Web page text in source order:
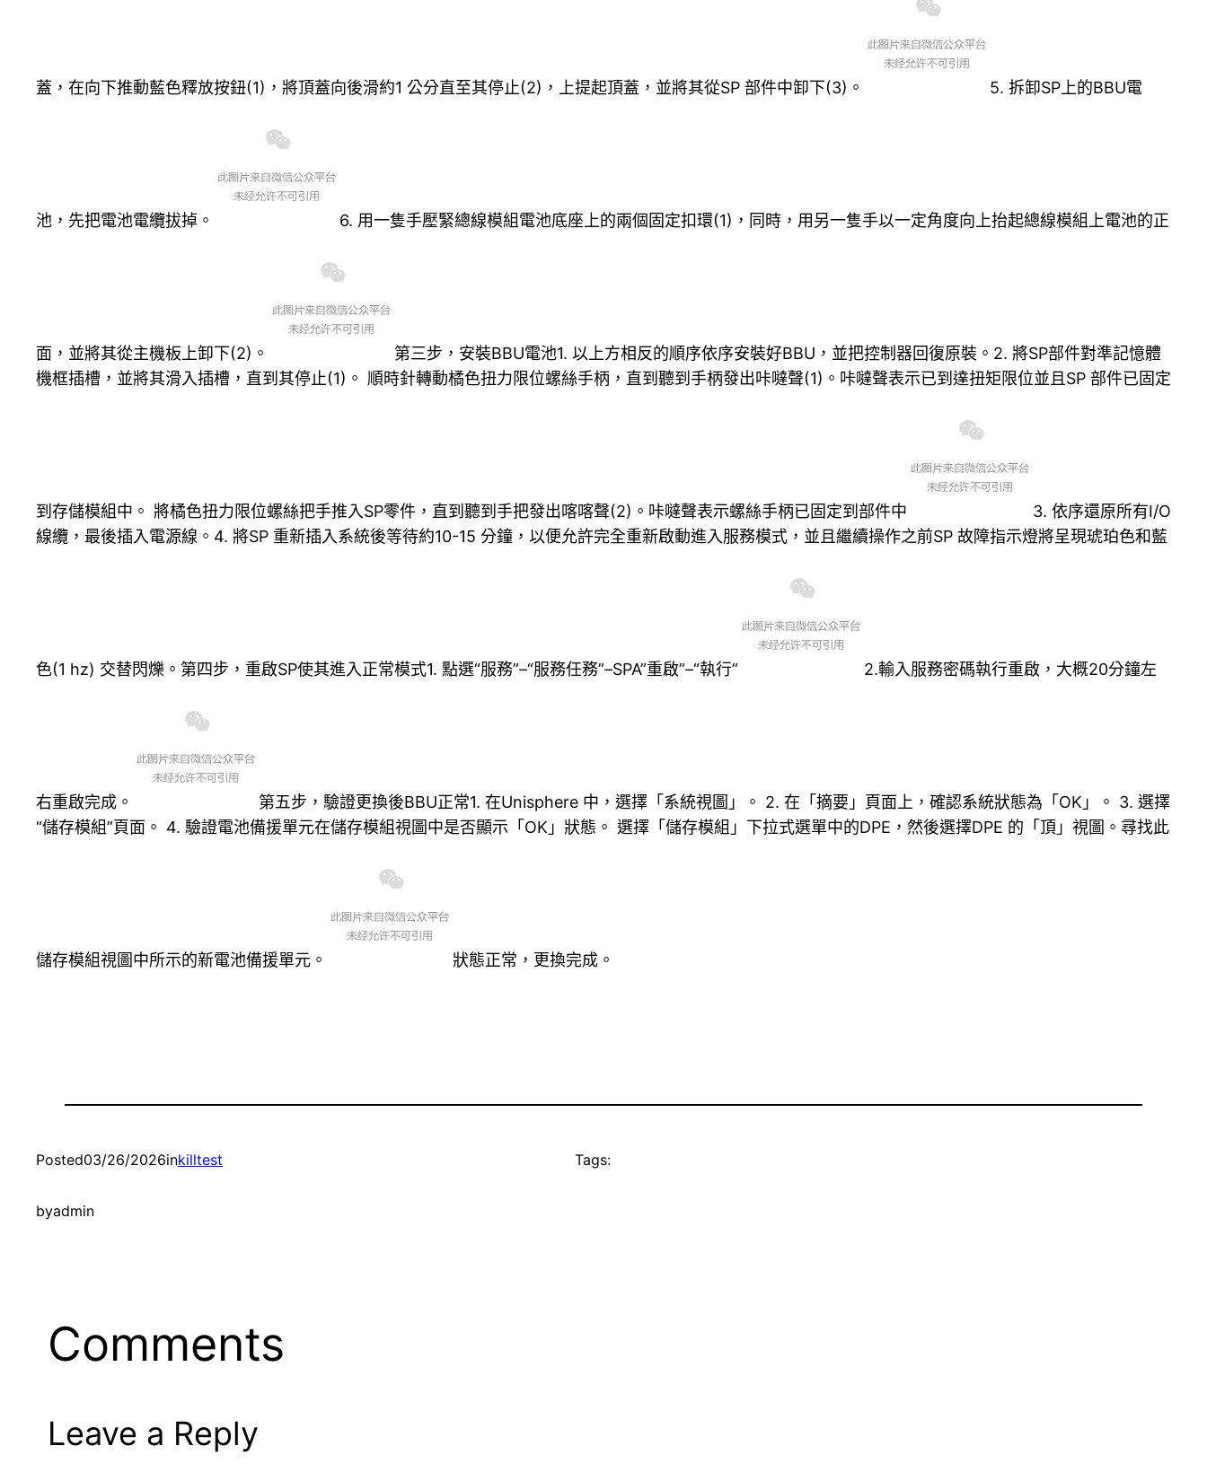
蓋，在向下推動藍色釋放按鈕(1)，將頂蓋向後滑約1 公分直至其停止(2)，上提起頂蓋，並將其從SP 部件中卸下(3)。 5. 拆卸SP上的BBU電
池，先把電池電纜拔掉。 6. 用一隻手壓緊總線模組電池底座上的兩個固定扣環(1)，同時，用另一隻手以一定角度向上抬起總線模組上電池的正
面，並將其從主機板上卸下(2)。
第三步，安裝BBU電池1. 以上方相反的順序依序安裝好BBU，並把控制器回復原裝。2. 將SP部件對準記憶體
機框插槽，並將其滑入插槽，直到其停止(1)。 順時針轉動橘色扭力限位螺絲手柄，直到聽到手柄發出咔噠聲(1)。咔噠聲表示已到達扭矩限位並且SP 部件已固定
到存儲模組中。 將橘色扭力限位螺絲把手推入SP零件，直到聽到手把發出喀喀聲(2)。咔噠聲表示螺絲手柄已固定到部件中
3. 依序還原所有I/O
線纜，最後插入電源線。4. 將SP 重新插入系統後等待約10-15 分鐘，以便允許完全重新啟動進入服務模式，並且繼續操作之前SP 故障指示燈將呈現琥珀色和藍
色(1 hz) 交替閃爍。第四步，重啟SP使其進入正常模式1. 點選“服務”–“服務任務”–SPA”重啟”–“執行” 2.輸入服務密碼執行重啟，大概20分鐘左
右重啟完成。
第五步，驗證更換後BBU正常1. 在Unisphere 中，選擇「系統視圖」。 2. 在「摘要」頁面上，確認系統狀態為「OK」。 3. 選擇
“儲存模組”頁面。 4. 驗證電池備援單元在儲存模組視圖中是否顯示「OK」狀態。 選擇「儲存模組」下拉式選單中的DPE，然後選擇DPE 的「頂」視圖。尋找此
儲存模組視圖中所示的新電池備援單元。 狀態正常，更換完成。
Posted03/26/2026inkilltest
byadmin
Tags:
Comments
Leave a Reply